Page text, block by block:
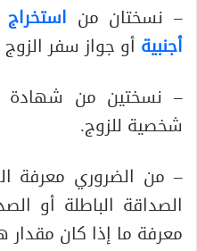
– نسختان من
أجنبية أو جواز سفر
– نسختين من شهادة
شخصية للزوج.
– من الضروري معرفة
الصداقة الباطلة أو
معرفة ما إذا كان مقدار